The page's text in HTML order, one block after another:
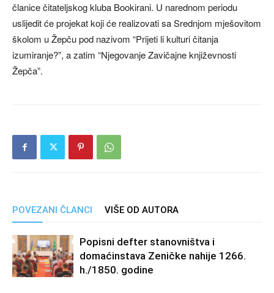
članice čitateljskog kluba Bookirani. U narednom periodu
uslijedit će projekat koji će realizovati sa Srednjom mješovitom
školom u Žepču pod nazivom “Prijeti li kulturi čitanja
izumiranje?”, a zatim “Njegovanje Zavičajne književnosti
Žepča”.
POVEZANI ČLANCI VIŠE OD AUTORA
Popisni defter stanovništva i
domaćinstava Zeničke nahije 1266.
h./1850. godine